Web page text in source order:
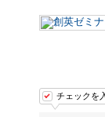
チェックを